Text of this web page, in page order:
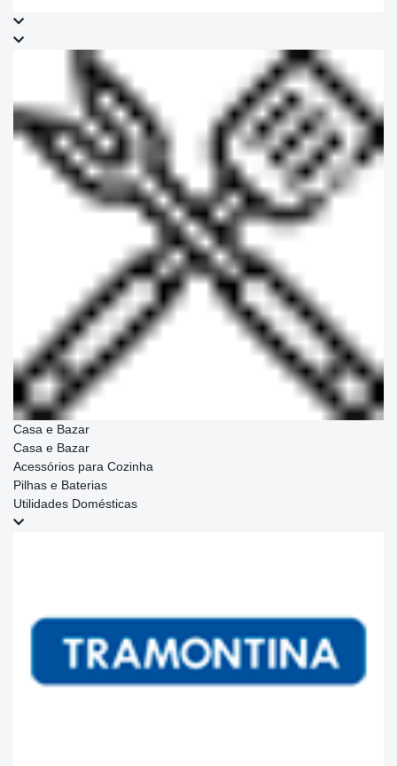
Casa e Bazar
Casa e Bazar
Acessórios para Cozinha
Pilhas e Baterias
Utilidades Domésticas